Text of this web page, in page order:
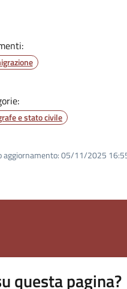
e stato civile
aggiornamento:05/11/2025
questa pagina?